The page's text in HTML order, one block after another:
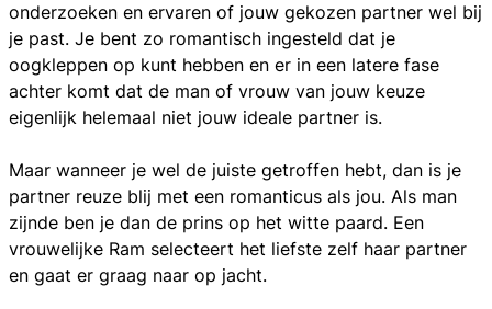
onderzoeken en ervaren of jouw gekozen partner wel bij
je past. Je bent zo romantisch ingesteld dat je
oogkleppen op kunt hebben en er in een latere fase
achter komt dat de man of vrouw van jouw keuze
eigenlijk helemaal niet jouw ideale partner is.
Maar wanneer je wel de juiste getroffen hebt, dan is je
partner reuze blij met een romanticus als jou. Als man
zijnde ben je dan de prins op het witte paard. Een
vrouwelijke Ram selecteert het liefste zelf haar partner
en gaat er graag naar op jacht.